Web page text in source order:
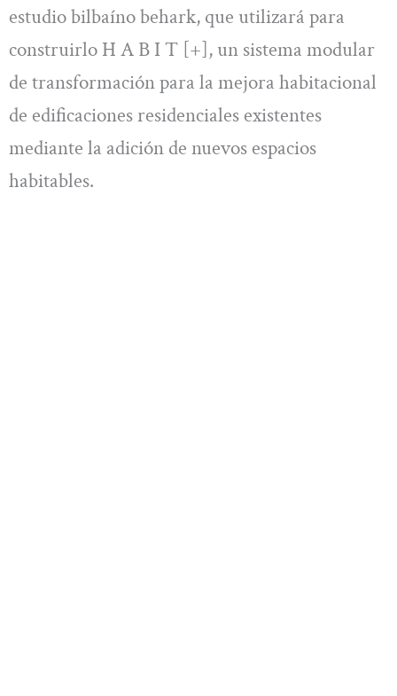
estudio bilbaíno behark, que utilizará para
construirlo H A B I T [+], un sistema modular
de transformación para la mejora habitacional
de edificaciones residenciales existentes
mediante la adición de nuevos espacios
habitables.